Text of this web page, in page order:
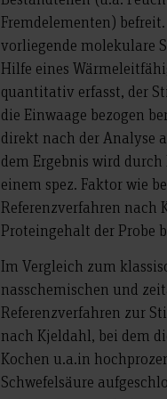
Fremdelementen)
vorliegende molekulare
Hilfe eines
quantitativ erfasst, der
die Einwaage bezogen
direkt nach der Analyse
dem Ergebnis wird
einem spez. Faktor wie
Referenzverfahren nach
Proteingehalt der Probe
Im Vergleich zum
nasschemischen und
Referenzverfahren zur
nach Kjeldahl, bei dem
Kochen u.a.in
Schwefelsäure